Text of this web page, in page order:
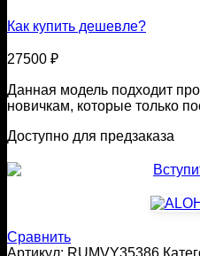
Как купить дешевле?
27500 ₽
Данная модель подходит
новичкам, которые только
Доступно для предзаказа
Сравнить
Артикул: RUMVY35386